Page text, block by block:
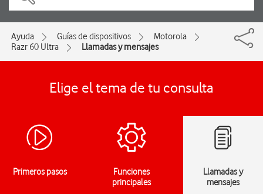
Ayuda Guías de dispositivos
Motorola
Razr 60 Ultra
Llamadas y mensajes
Elige el tema de tu consulta
Primeros pasos
Funciones
principales
Llamadas y
mensajes